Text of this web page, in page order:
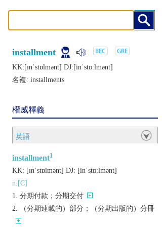
installment
KK:[ɪnˈstɒlmǝnt] DJ:[inˈstɒːlmǝnt]
名複: installments
權威釋義
英語
installment1
KK: [ɪnˈstɒlmǝnt] DJ: [inˈstɒːlmǝnt]
n.[C]
分期付款；分期交付
（分期連載的）部分；（分期出版的）分冊